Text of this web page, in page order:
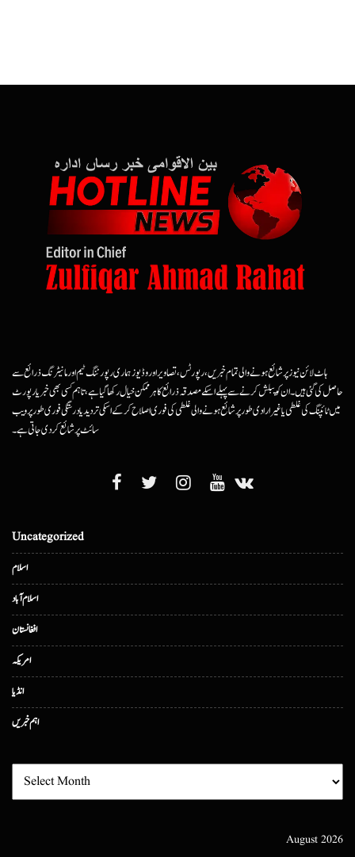
ہاٹ لائن نیوز پر شائع ہونے والی تمام خبریں، رپورٹس، تصاویر اور وڈیوز ہماری رپورٹنگ ٹیم اور مانیٹرنگ ذرائع سے
حاصل کی گئی ہیں۔ ان کو پبلش کرنے سے پہلے اسکے مصدقہ ذرائع کا ہرممکن خیال رکھا گیا ہے، تاہم کسی بھی خبر یا رپورٹ
میں ٹائپنگ کی غلطی یا غیرارادی طور پر شائع ہونے والی غلطی کی فوری اصلاح کرکے اسکی تردید یا درستگی فوری طور پر ویب
سائٹ پر شائع کردی جاتی ہے۔
Uncategorized
اسلام
اسلام آباد
افغانستان
امریکہ
انڈیا
اہم خبریں
August 2026